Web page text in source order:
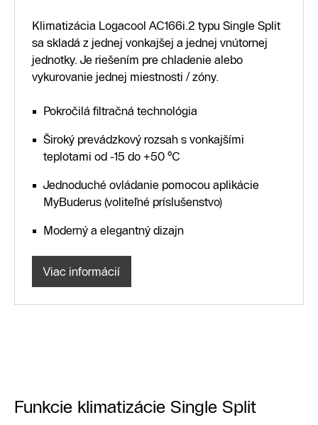
Klimatizácia Logacool AC166i.2 typu Single Split
sa skladá z jednej vonkajšej a jednej vnútornej
jednotky. Je riešením pre chladenie alebo
vykurovanie jednej miestnosti / zóny.
Pokročilá filtračná technológia
Široký prevádzkový rozsah s vonkajšími
teplotami od -15 do +50 °C
Jednoduché ovládanie pomocou aplikácie
MyBuderus (voliteľné príslušenstvo)
Moderný a elegantný dizajn
Viac informácií
Funkcie klimatizácie Single Split